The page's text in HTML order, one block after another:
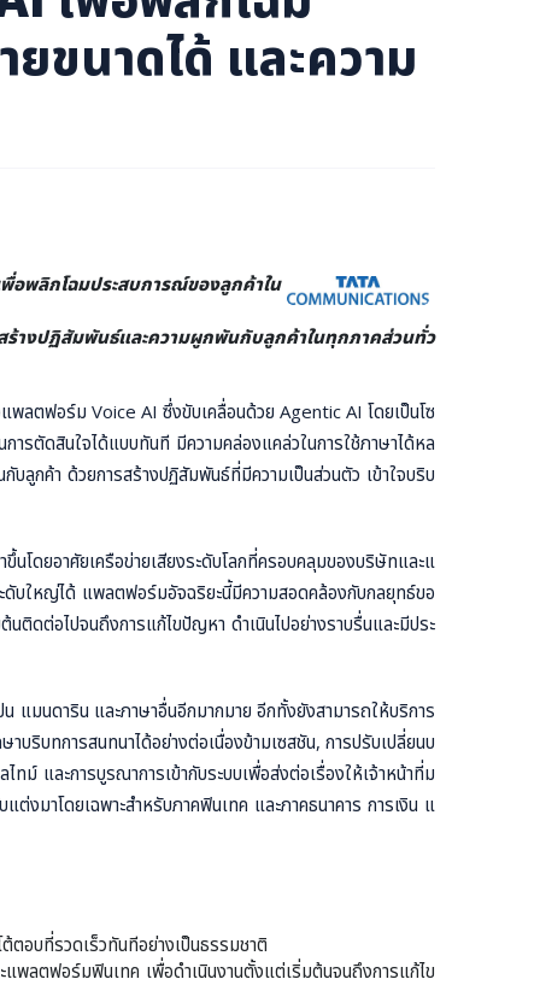
ขนาดได้ และความ
อพลิกโฉมประสบการณ์ของลูกค้าใน
ร้างปฏิสัมพันธ์และความผูกพันกับลูกค้าในทุกภาคส่วนทั่ว
ลตฟอร์ม Voice AI ซึ่งขับเคลื่อนด้วย Agentic AI โดยเป็นโซ
รตัดสินใจได้แบบทันที มีความคล่องแคล่วในการใช้ภาษาได้หล
ลูกค้า ด้วยการสร้างปฏิสัมพันธ์ที่มีความเป็นส่วนตัว เข้าใจบริบ
ดยอาศัยเครือข่ายเสียงระดับโลกที่ครอบคลุมของบริษัทและแ
บใหญ่ได้ แพลตฟอร์มอัจฉริยะนี้มีความสอดคล้องกับกลยุทธ์ขอ
ดต่อไปจนถึงการแก้ไขปัญหา ดำเนินไปอย่างราบรื่นและมีประ
แมนดาริน และภาษาอื่นอีกมากมาย อีกทั้งยังสามารถให้บริการ
ริบทการสนทนาได้อย่างต่อเนื่องข้ามเซสชัน, การปรับเปลี่ยนบ
ทม์ และการบูรณาการเข้ากับระบบเพื่อส่งต่อเรื่องให้เจ้าหน้าที่ม
มาโดยเฉพาะสำหรับภาคฟินเทค และภาคธนาคาร การเงิน แ
ตอบที่รวดเร็วทันทีอย่างเป็นธรรมชาติ
พลตฟอร์มฟินเทค เพื่อดำเนินงานตั้งแต่เริ่มต้นจนถึงการแก้ไข